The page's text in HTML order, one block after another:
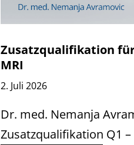
Zusatzqualifikation
MRI
2. Juli 2026
Dr. med. Nemanja
Zusatzqualifikation Q1 –